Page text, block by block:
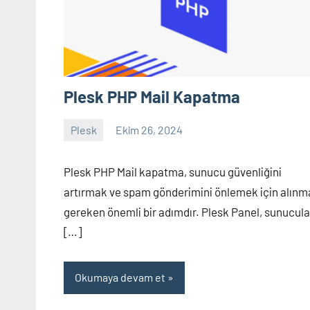
Plesk PHP Mail Kapatma
Plesk Ekim 26, 2024
Plesk PHP Mail kapatma, sunucu güvenliğini
artırmak ve spam gönderimini önlemek için
gereken önemli bir adımdır. Plesk Panel,
[…]
Okumaya devam et